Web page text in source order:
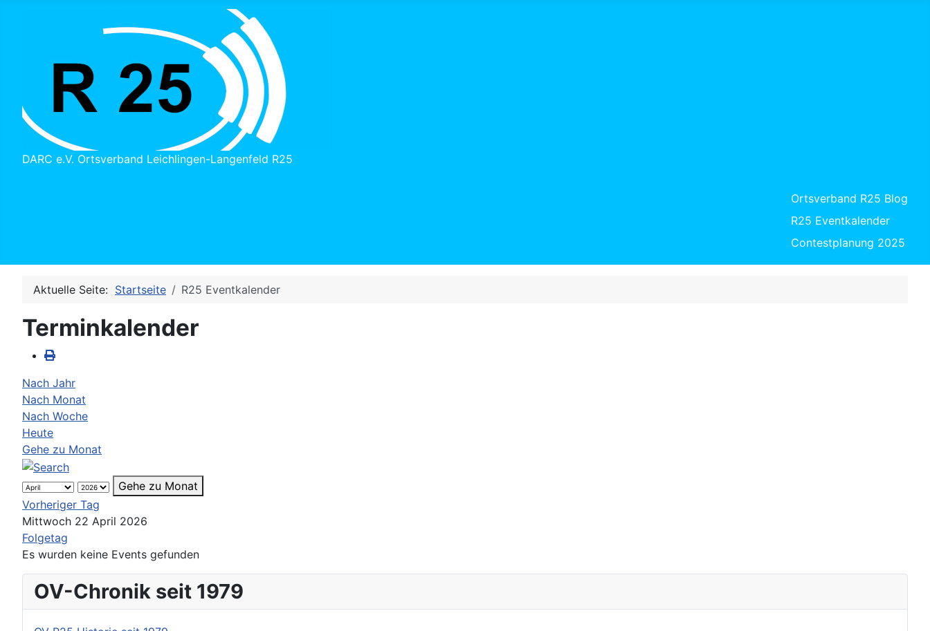
DARC e.V. Ortsverband Leichlingen-Langenfeld R25
Ortsverband R25 Blog
R25 Eventkalender
Contestplanung 2025
OV-Chronik seit 1979
Aktuelle Seite: Startseite R25 Eventkalender
Terminkalender
Nach Jahr
Nach Monat
Nach Woche
Heute
Gehe zu Monat
Gehe zu Monat
Vorheriger Tag
Mittwoch 22 April 2026
Folgetag
Es wurden keine Events gefunden